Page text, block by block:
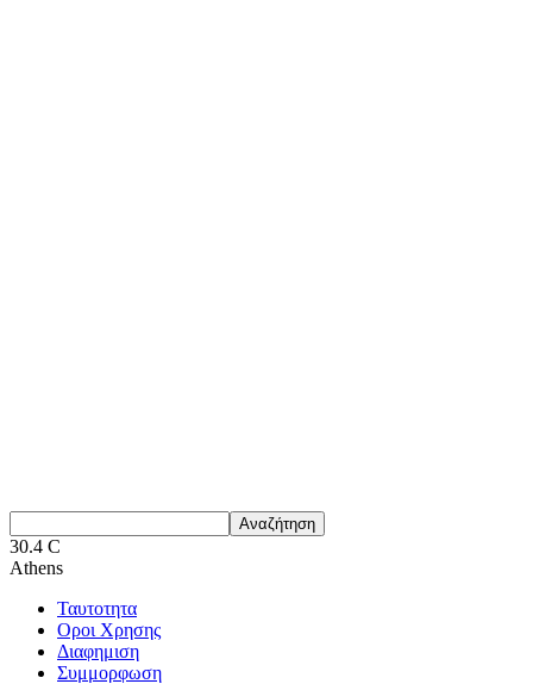
30.4 C
Athens
Ταυτοτητα
Οροι Χρησης
Διαφημιση
Συμμορφωση